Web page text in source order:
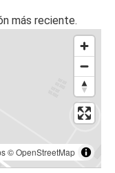
más reciente.
©OpenStreetMap